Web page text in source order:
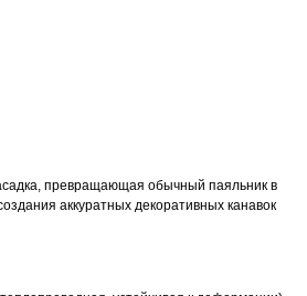
превращающая обычный паяльник в
аккуратных декоративных канавок